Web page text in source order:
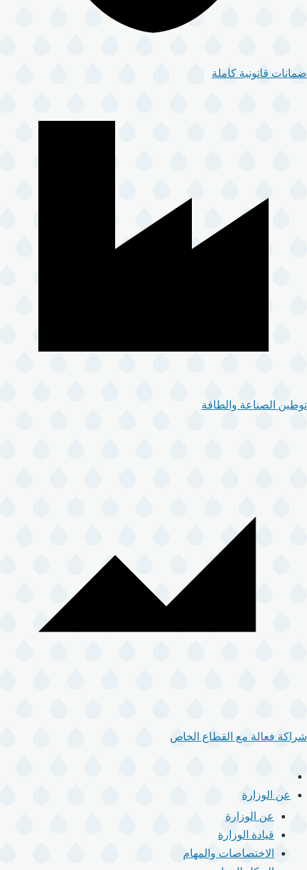
ضمانات قانونية كاملة
توطين الصناعة والطاقة
شراكة فعالة مع القطاع الخاص
القائمة
الرئيسية
عن الوزارة
عن الوزارة
قيادة الوزارة
الاختصاصات والمهام